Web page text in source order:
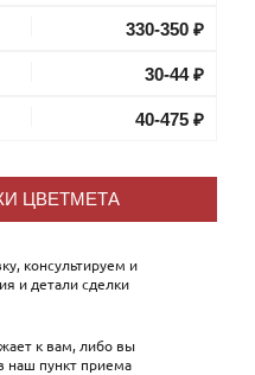
330-350 ₽
30-44 ₽
40-475 ₽
ЦВЕТМЕТА
консультируем и
и детали сделки
к вам, либо вы
наш пункт приема